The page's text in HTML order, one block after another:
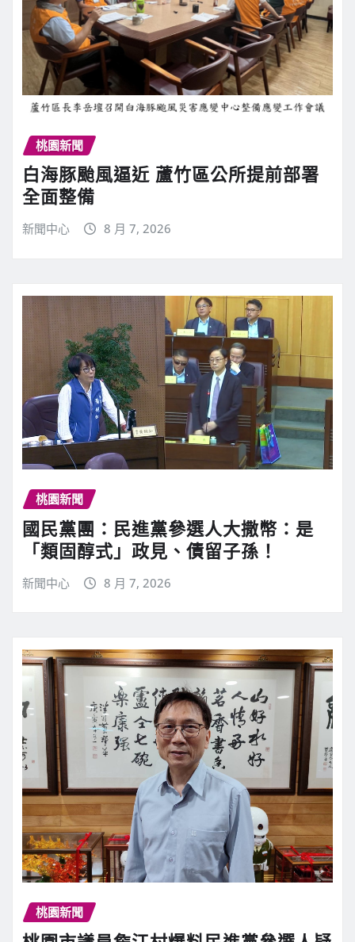
桃園新聞
白海豚颱風逼近 蘆竹區公所提前部署
全面整備
新聞中心 8 月 7, 2026
桃園新聞
國民黨團：民進黨參選人大撒幣：是
「類固醇式」政見、債留子孫！
新聞中心 8 月 7, 2026
桃園新聞